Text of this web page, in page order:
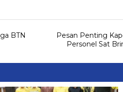
BTN
Pesan Penting
Personel Sat